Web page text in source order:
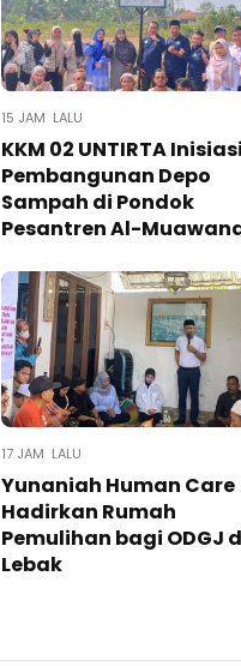
15 JAM LALU
KKM 02 UNTIRTA Inisiasi
Pembangunan Depo
Sampah di Pondok
Pesantren Al-
17 JAM LALU
Yunaniah Human Care
Hadirkan Rumah
Pemulihan bagi ODGJ
Lebak